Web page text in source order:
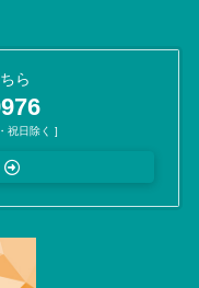
ら
祝日除く ]